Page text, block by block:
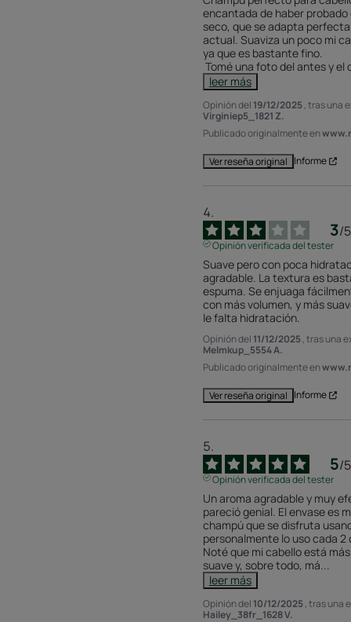
encantada de haber
seco, que se adapta
actual. Suaviza un poco mi
ya que es bastante fino.
Tomé una foto del antes y el
leer más
Opinión del 19/12/2025, tras una
Virginiep5_1821 Z.
Publicado originalmente en
Ver reseña original Informe
3/5
Opinión verificada del tester
Suave pero con poca
agradable. La textura es
espuma. Se enjuaga
con más volumen, y más
le falta hidratación.
Opinión del 11/12/2025, tras una
Melmkup_5554 A.
Publicado originalmente en
Ver reseña original Informe
5/5
Opinión verificada del tester
Un aroma agradable y muy
pareció genial. El envase es
champú que se disfruta
personalmente lo uso cada 2
Noté que mi cabello está
suave y, sobre todo, má...
leer más
Opinión del 10/12/2025, tras una
Hailey_38fr_1628 V.